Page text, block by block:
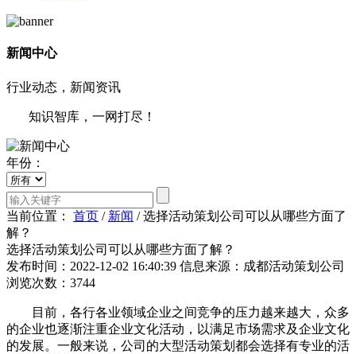
新闻中心
行业动态，新闻资讯
知识智库，一网打尽！
年份：
当前位置： 首页 / 新闻 /选择活动策划公司可以从哪些方面了
解？
选择活动策划公司可以从哪些方面了解？
发布时间：2022-12-02 16:40:39 信息来源：成都活动策划公司
浏览次数：3744
目前，各行各业领域企业之间竞争的压力越来越大，众多
的企业也逐渐注重企业文化活动，以满足市场需求及企业文化
的发展。一般来说，公司的大型活动策划都会选择有专业的活